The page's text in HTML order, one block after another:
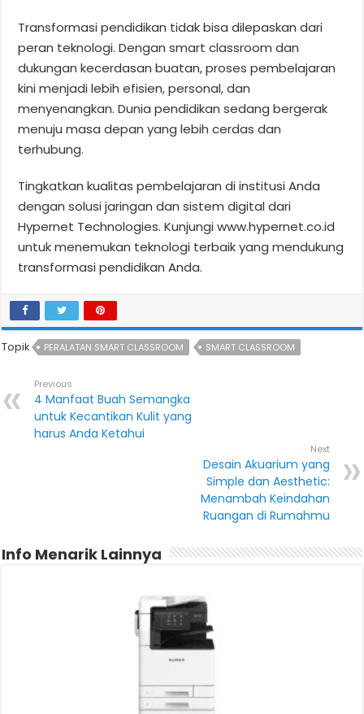
Transformasi pendidikan tidak bisa dilepaskan dari
peran teknologi. Dengan smart classroom dan
dukungan kecerdasan buatan, proses pembelajaran
kini menjadi lebih efisien, personal, dan
menyenangkan. Dunia pendidikan sedang bergerak
menuju masa depan yang lebih cerdas dan
terhubung.
Tingkatkan kualitas pembelajaran di institusi Anda
dengan solusi jaringan dan sistem digital dari
Hypernet Technologies. Kunjungi www.hypernet.co.id
untuk menemukan teknologi terbaik yang mendukung
transformasi pendidikan Anda.
Topik PERALATAN SMART CLASSROOM SMART CLASSROOM
Previous
4 Manfaat Buah Semangka
untuk Kecantikan Kulit yang
harus Anda Ketahui
Next
Desain Akuarium yang
Simple dan Aesthetic:
Menambah Keindahan
Ruangan di Rumahmu
Info Menarik Lainnya